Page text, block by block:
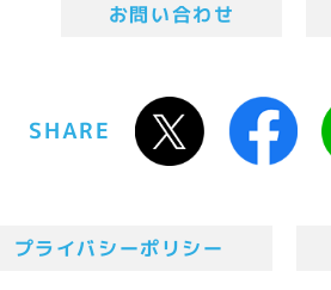
お問い合わせ
SHARE
プライバシーポリシー